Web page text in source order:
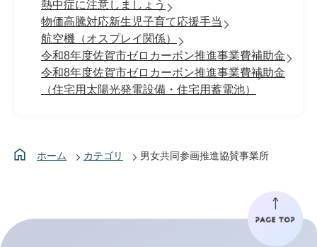
熱中症に注意しましょう
物価高騰対応新生児子育て応援手当
航空機（オスプレイ関係）
令和8年度佐賀市ゼロカーボン推進事業費補助金
令和8年度佐賀市ゼロカーボン推進事業費補助金
（住宅用太陽光発電設備・住宅用蓄電池）
ホーム カテゴリ 男女共同参画推進協賛事業所